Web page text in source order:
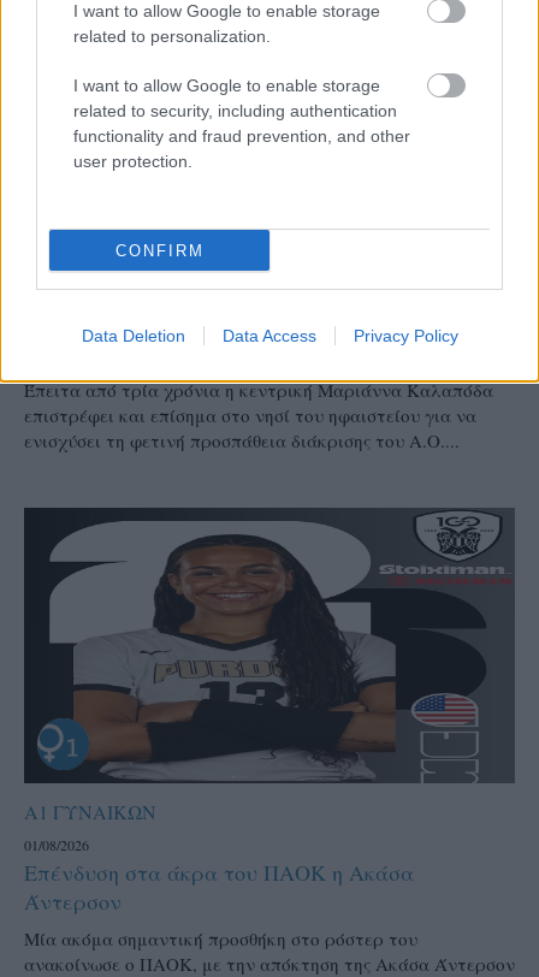
I want to allow Google to enable storage
related to personalization.
I want to allow Google to enable storage
related to security, including authentication
functionality and fraud prevention, and other
user protection.
CONFIRM
Data Deletion Data Access Privacy Policy
Α1 ΓΥΝΑΙΚΩΝ
05/08/2026
Η Καλαπόδα, «μία φίλη απ’ τα παλιά», ορθώνει
το ανάστημά της ξανά στη Σαντορίνη
Έπειτα από τρία χρόνια η κεντρική Μαριάννα Καλαπόδα
επιστρέφει και επίσημα στο νησί του ηφαιστείου για να
ενισχύσει τη φετινή προσπάθεια διάκρισης του Α.Ο....
Α1 ΓΥΝΑΙΚΩΝ
01/08/2026
Επένδυση στα άκρα του ΠΑΟΚ η Ακάσα
Άντερσον
Μία ακόμα σημαντική προσθήκη στο ρόστερ του
ανακοίνωσε ο ΠΑΟΚ, με την απόκτηση της Ακάσα Άντερσον